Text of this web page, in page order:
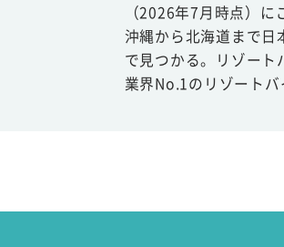
（2026年7月時点）に
沖縄から北海道まで
で見つかる。リゾー
業界No.1のリゾート